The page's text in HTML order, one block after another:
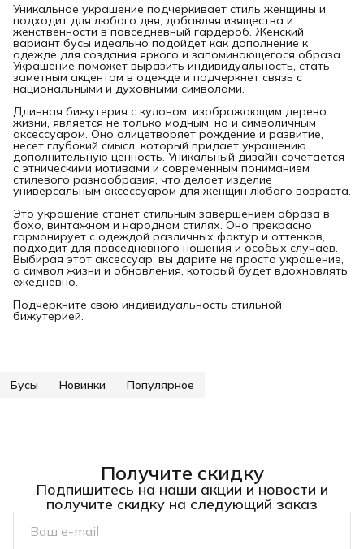
Уникальное украшение подчеркивает стиль женщины и
подходит для любого дня, добавляя изящества и
женственности в повседневный гардероб. Женский
вариант бусы идеально подойдет как дополнение к
одежде для создания яркого и запоминающегося образа.
Украшение поможет выразить индивидуальность, стать
заметным акцентом в одежде и подчеркнет связь с
национальными и духовными символами.
Длинная бижутерия с кулоном, изображающим дерево
жизни, является не только модным, но и символичным
аксессуаром. Оно олицетворяет рождение и развитие,
несет глубокий смысл, который придает украшению
дополнительную ценность. Уникальный дизайн сочетается
с этническими мотивами и современным пониманием
стилевого разнообразия, что делает изделие
универсальным аксессуаром для женщин любого возраста.
Это украшение станет стильным завершением образа в
бохо, винтажном и народном стилях. Оно прекрасно
гармонирует с одеждой различных фактур и оттенков,
подходит для повседневного ношения и особых случаев.
Выбирая этот аксессуар, вы дарите не просто украшение,
а символ жизни и обновления, который будет вдохновлять
ежедневно.
Подчеркните свою индивидуальность стильной
бижутерией.
Бусы Новинки Популярное
Получите скидку
Подпишитесь на наши акции и новости и
получите скидку на следующий заказ